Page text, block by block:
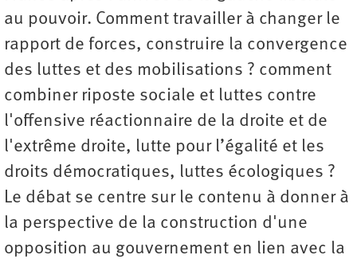
au pouvoir. Comment travailler à changer le
rapport de forces, construire la convergence
des luttes et des mobilisations ? comment
combiner riposte sociale et luttes contre
l'offensive réactionnaire de la droite et de
l'extrême droite, lutte pour l’égalité et les
droits démocratiques, luttes écologiques ?
Le débat se centre sur le contenu à donner à
la perspective de la construction d'une
opposition au gouvernement en lien avec la